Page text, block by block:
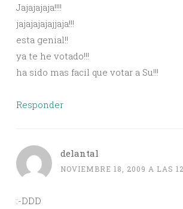
Jajajajaja!!!!
jajajajajajjaja!!!
esta genial!!
ya te he votado!!!
ha sido mas facil que votar a Su!!!
Responder
delantal
NOVIEMBRE 18, 2009 A LAS
:-DDD